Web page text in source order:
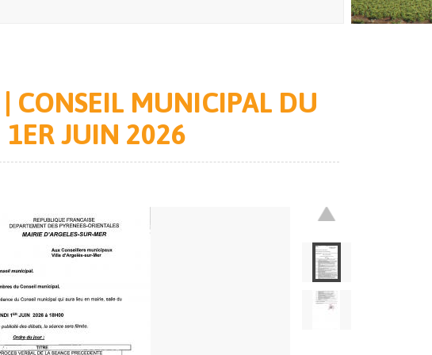
CONSEIL MUNICIPAL DU
JUIN 2026